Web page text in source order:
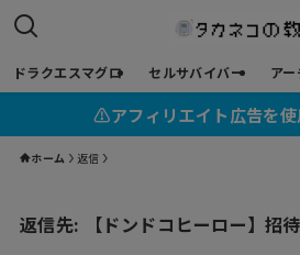
ドラクエスマグロ セルサバイバー ア
⚠︎アフィリエイト広告を
ホーム 返信
返信先: 【ドンドコヒーロー】招